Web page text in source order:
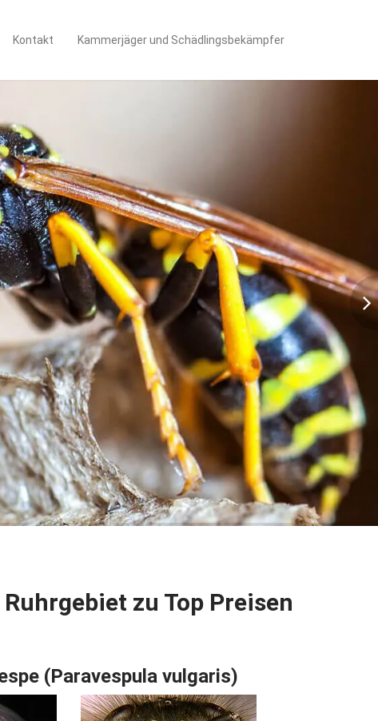
Kontakt Kammerjäger und Schädlingsbekämpfer
zu Top Preisen
(Paravespula vulgaris)